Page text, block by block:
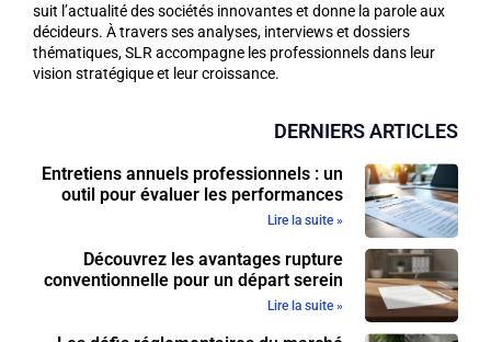
suit l’actualité des sociétés innovantes et donne la parole aux
décideurs. À travers ses analyses, interviews et dossiers
thématiques, SLR accompagne les professionnels dans leur
vision stratégique et leur croissance.
DERNIERS ARTICLES
Entretiens annuels professionnels : un
outil pour évaluer les performances
Lire la suite »
Découvrez les avantages rupture
conventionnelle pour un départ serein
Lire la suite »